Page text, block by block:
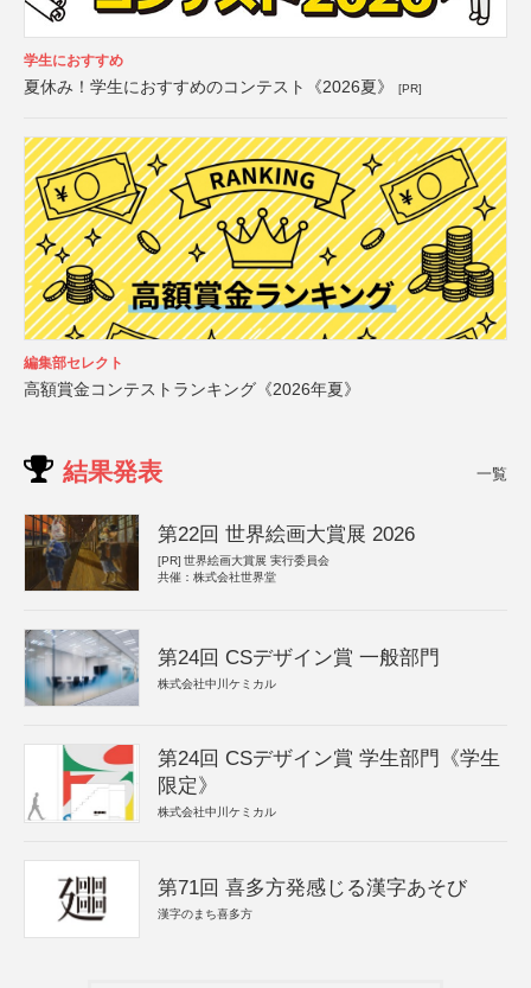
学生におすすめ
夏休み！学生におすすめのコンテスト《2026夏》 [PR]
編集部セレクト
高額賞金コンテストランキング《2026年夏》
結果発表 一覧
第22回 世界絵画大賞展 2026
[PR] 世界絵画大賞展 実行委員会
共催：株式会社世界堂
第24回 CSデザイン賞 一般部門
株式会社中川ケミカル
第24回 CSデザイン賞 学生部門《学生
限定》
株式会社中川ケミカル
第71回 喜多方発感じる漢字あそび
漢字のまち喜多方